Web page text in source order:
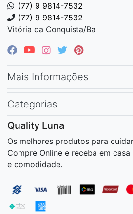
(77) 9 9814-7532
(77) 9 9814-7532
Vitória da Conquista/Ba
Mais Informações
Categorias
Quality Luna
Os melhores produtos para
Compre Online e receba em
e comodidade.